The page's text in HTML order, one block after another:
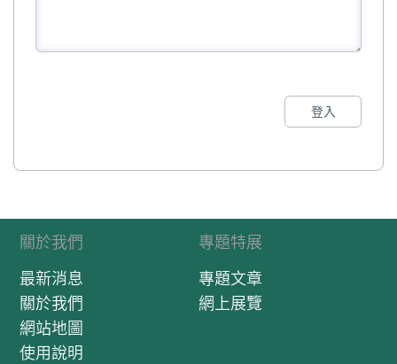
登入
關於我們
最新消息
關於我們
網站地圖
使用說明
專題特展
專題文章
網上展覽